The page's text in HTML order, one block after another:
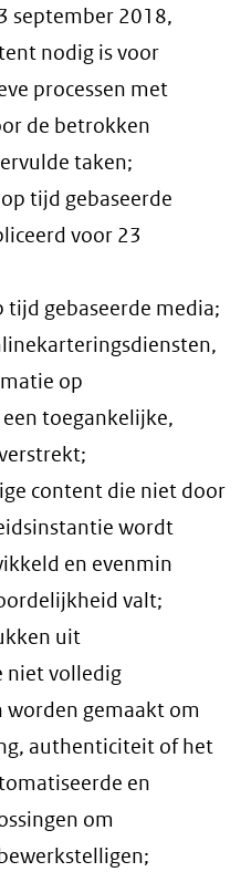
september 2018,
nodig is voor
processen met
de betrokken
taken;
tijd gebaseerde
voor 23
tijd gebaseerde media;
op
toegankelijke,
content die niet door
wordt
en evenmin
valt;
uit
niet volledig
gemaakt om
authenticiteit of het
en
om